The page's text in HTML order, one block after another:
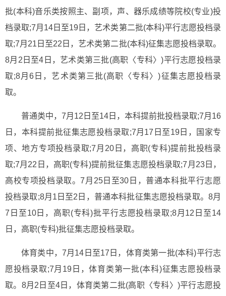
批(本科)音乐类按照主、副项，声、器乐成绩等院校(专业)投
档录取;7月14日至19日，艺术类第二批(本科)平行志愿投档录
取;7月21日至22日，艺术类第二批(本科)征集志愿投档录取。
8月2日至4日，艺术类第三批(高职〈专科〉)平行志愿投档录
取;8月6日，艺术类第三批(高职〈专科〉)征集志愿投档录
取。
普通类中，7月12日至14日，本科提前批投档录取;7月16
日，本科提前批征集志愿投档录取;7月17日至19日，国家专
项、地方专项投档录取;7月20日，高职(专科)提前批投档录
取;7月22日，高职(专科)提前批征集志愿投档录取;7月23日，
高校专项投档录取。7月25日至30日，普通本科批平行志愿
投档录取;8月1日至2日，普通本科批征集志愿投档录取。8月
7日至10日，高职(专科)批平行志愿投档录取;8月12日至14
日，高职(专科)批征集志愿投档录取。
体育类中，7月14日至17日，体育类第一批(本科)平行志
愿投档录取;7月19日，体育类第一批(本科)征集志愿投档录
取。8月2日至4日，体育类第二批(高职〈专科〉)平行志愿投